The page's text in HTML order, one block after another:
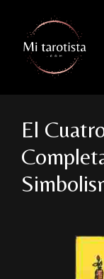
contenido
El